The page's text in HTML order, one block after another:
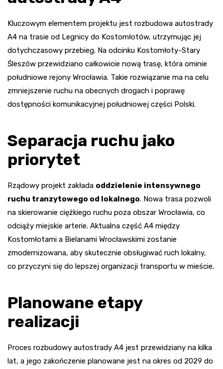
Kluczowym elementem projektu jest rozbudowa autostrady
A4 na trasie od Legnicy do Kostomłotów, utrzymując jej
dotychczasowy przebieg. Na odcinku Kostomłoty-Stary
Śleszów przewidziano całkowicie nową trasę, która ominie
południowe rejony Wrocławia. Takie rozwiązanie ma na celu
zmniejszenie ruchu na obecnych drogach i poprawę
dostępności komunikacyjnej południowej części Polski.
Separacja ruchu jako
priorytet
Rządowy projekt zakłada oddzielenie intensywnego
ruchu tranzytowego od lokalnego. Nowa trasa pozwoli
na skierowanie ciężkiego ruchu poza obszar Wrocławia, co
odciąży miejskie arterie. Aktualna część A4 między
Kostomłotami a Bielanami Wrocławskimi zostanie
zmodernizowana, aby skutecznie obsługiwać ruch lokalny,
co przyczyni się do lepszej organizacji transportu w mieście.
Planowane etapy
realizacji
Proces rozbudowy autostrady A4 jest przewidziany na kilka
lat, a jego zakończenie planowane jest na okres od 2029 do